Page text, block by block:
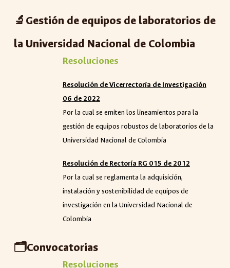
🔬Gestión de equipos de laboratorios de
la Universidad Nacional de Colombia
Resoluciones
Resolución de Vicerrectoría de Investigación
06 de2022
Por la cual se emiten los lineamientos para la
gestión de equipos robustos de laboratorios de la
Universidad Nacional de Colombia
Resolución de Rectoría RG 015 de 2012
Por la cual se reglamenta la adquisición,
instalación y sostenibilidad de equipos de
investigación en la Universidad Nacional de
Colombia
🗂️Convocatorias
Resoluciones